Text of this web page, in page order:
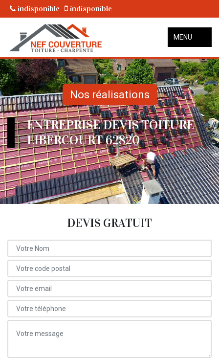
indisponible indisponible
MENU
Nos réalisations
ENTREPRISE DEVIS TOITURE
LIBERCOURT 62820
DEVIS GRATUIT